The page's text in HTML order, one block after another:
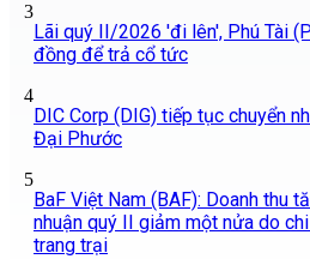
3
Lãi quý II/2026 'đi lên', Phú Tài
đồng để trả cổ tức
4
DIC Corp (DIG) tiếp tục chuyển
Đại Phước
5
BaF Việt Nam (BAF): Doanh thu
nhuận quý II giảm một nửa do
trang trại